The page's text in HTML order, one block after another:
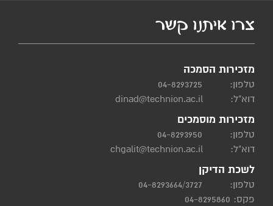
צרו איתנו קשר
מזכירות הסמכה
טלפון:
04-8293725
דוא"ל:
dinad@technion.ac.il
מזכירות מוסמכים
טלפון:
04-8293950
דוא"ל:
chgalit@technion.ac.il
לשכת הדיקן
טלפון:
04-8293664/3727
פקס: 04-8295860